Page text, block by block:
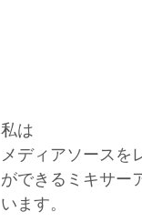
私は
メディアソースを
ができるミキサー
います。